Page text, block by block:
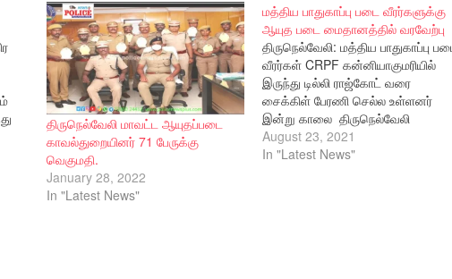
திருநெல்வேலி மாவட்ட ஆயுதப்படை
காவல்துறையினர் 71 பேருக்கு
வெகுமதி.
January 28, 2022
In "Latest News"
மத்திய பாதுகாப்பு படை வீரர்களுக்கு
ஆயுத படை மைதானத்தில் வரவேற்பு
திருநெல்வேலி: மத்திய பாதுகாப்பு படை
வீரர்கள் CRPF கன்னியாகுமரியில்
இருந்து டில்லி ராஜ்கோட் வரை
சைக்கிள் பேரணி செல்ல உள்ளனர்
இன்று காலை திருநெல்வேலி
ஆயுதப்படை மைதானம் வந்தடைந்த
வீரர்களை மாவட்ட ஆட்சித் தலைவர்
August 23, 2021
In "Latest News"